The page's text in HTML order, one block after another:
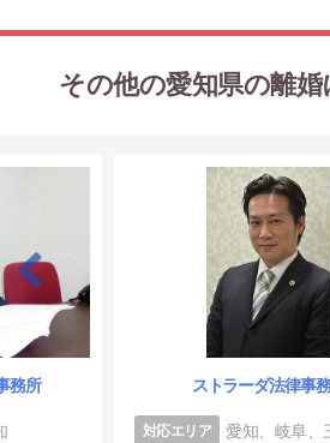
その他の愛知県の離
務所 ストラーダ法律事
対応エリア 愛知、岐阜、